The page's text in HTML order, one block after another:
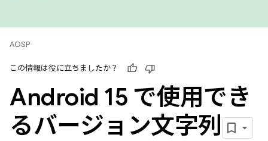
AOSP
この情報は役に立ちましたか？
Android 15 で使用でき
るバージョン文字列